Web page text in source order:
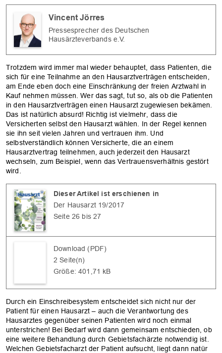
Vincent Jörres
Pressesprecher des Deutschen
Hausärzteverbands e.V.
Trotzdem wird immer mal wieder behauptet, dass Patienten, die
sich für eine Teilnahme an den Hausarztverträgen entscheiden,
am Ende eben doch eine Einschränkung der freien Arztwahl in
Kauf nehmen müssen. Wer das sagt, tut so, als ob die Patienten
in den Hausarztverträgen einen Hausarzt zugewiesen bekämen.
Das ist natürlich absurd! Richtig ist vielmehr, dass die
Versicherten selbst den Hausarzt wählen. In der Regel kennen
sie ihn seit vielen Jahren und vertrauen ihm. Und
selbstverständlich können Versicherte, die an einem
Hausarztvertrag teilnehmen, auch jederzeit den Hausarzt
wechseln, zum Beispiel, wenn das Vertrauensverhältnis gestört
wird.
Dieser Artikel ist erschienen in
Der Hausarzt 19/2017
Seite 26 bis 27
Download (PDF)
2 Seite(n)
Größe: 401,71 kB
Durch ein Einschreibesystem entscheidet sich nicht nur der
Patient für einen Hausarzt – auch die Verantwortung des
Hausarztes gegenüber seinen Patienten wird noch einmal
unterstrichen! Bei Bedarf wird dann gemeinsam entschieden, ob
eine weitere Behandlung durch Gebietsfachärzte notwendig ist.
Welchen Gebietsfacharzt der Patient aufsucht, liegt dann natür